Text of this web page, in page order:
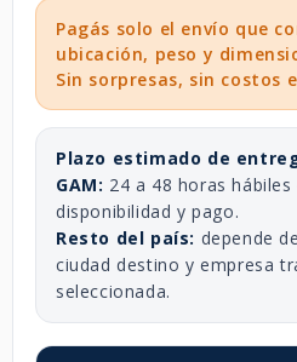
Pagás solo el envío que
ubicación, peso y
Sin sorpresas, sin costos
Plazo estimado de
GAM: 24 a 48 horas
disponibilidad y pago.
Resto del país: depende
ciudad destino y empresa
seleccionada.